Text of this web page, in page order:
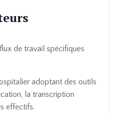
de travail spécifiques
adoptant des outils
la transcription
effectifs.